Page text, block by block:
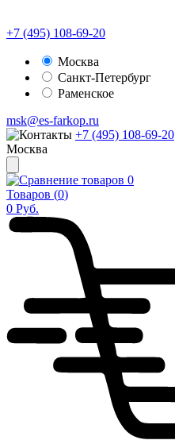
+7 (495) 108-69-20
Москва
Санкт-Петербург
Раменское
msk@es-farkop.ru
+7 (495) 108-69-20
Москва
0
Товаров (0)
0 Руб.